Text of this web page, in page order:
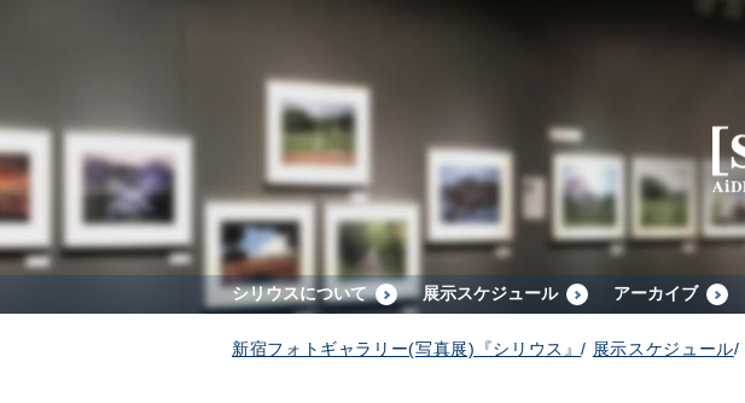
シリウスについて 展示スケジュール アーカイブ
新宿フォトギャラリー(写真展)『シリウス』/ 展示スケジュール/
展示スケジュール
アーカイブ